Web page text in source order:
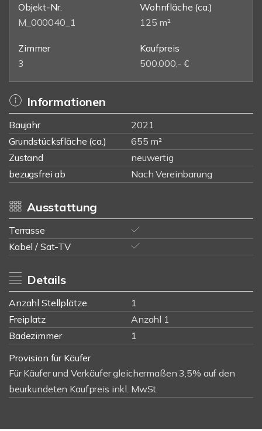
Objekt-Nr.
M_000040_1
Wohnfläche (ca.)
125 m²
Zimmer
3
Kaufpreis
500.000,- €
Informationen
Baujahr
2021
Grundstücksfläche (ca.)
655 m²
Zustand
neuwertig
bezugsfrei ab
Nach Vereinbarung
Ausstattung
Terrasse
Kabel / Sat-TV
Details
Anzahl Stellplätze
1
Freiplatz
Anzahl 1
Badezimmer
1
Provision für Käufer
Für Käufer und Verkäufer gleichermaßen 3,5% auf den
beurkundeten Kaufpreis inkl. MwSt.